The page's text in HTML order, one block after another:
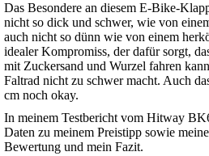
Das Besondere an diesem E-Bike-
nicht so dick und schwer, wie von
auch nicht so dünn wie von einem
idealer Kompromiss, der dafür sorgt,
mit Zuckersand und Wurzel fahren
Faltrad nicht zu schwer macht. Auch
cm noch okay.
In meinem Testbericht vom Hitway
Daten zu meinem Preistipp sowie
Bewertung und mein Fazit.